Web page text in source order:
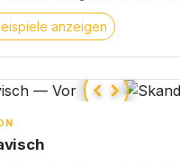
industriell) möbliert und
wird nicht neu modelliert
Modellierung) und die
werden direkt in
und Blickwinkel des
anzeigen